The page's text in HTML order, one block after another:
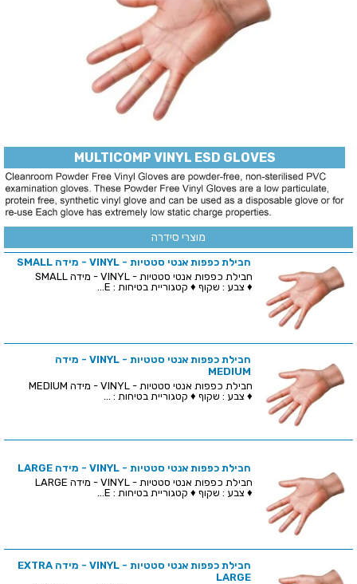
MULTICOMP VINYL ESD GLOVES
מוצרי סידרה
חבילת כפפות אנטי סטטיות - VINYL - מידה SMALL
♦ צבע : שקוף ♦ קטגוריית בטיחות : E...
חבילת כפפות אנטי סטטיות - VINYL - מידה
MEDIUM
♦ צבע : שקוף ♦ קטגוריית בטיחות : ...
חבילת כפפות אנטי סטטיות - VINYL - מידה LARGE
♦ צבע : שקוף ♦ קטגוריית בטיחות : E...
חבילת כפפות אנטי סטטיות - VINYL - מידה EXTRA
LARGE